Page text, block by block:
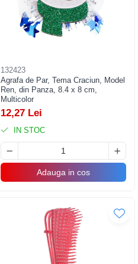
132423
Agrafa de Par, Tema Craciun, Model
Ren, din Panza, 8.4 x 8 cm,
Multicolor
12,27 Lei
IN STOC
Adauga in cos